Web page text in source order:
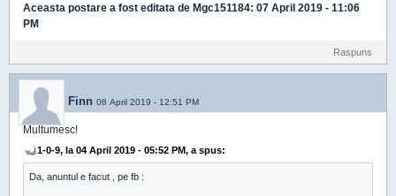
Aceasta postare a fost editata de Mgc151184: 07 April 2019 - 11:06
PM
Raspuns
Finn 08 April 2019 - 12:51 PM
Multumesc!
1-0-9, la 04 April 2019 - 05:52 PM, a spus:
Da, anuntul e facut , pe fb :